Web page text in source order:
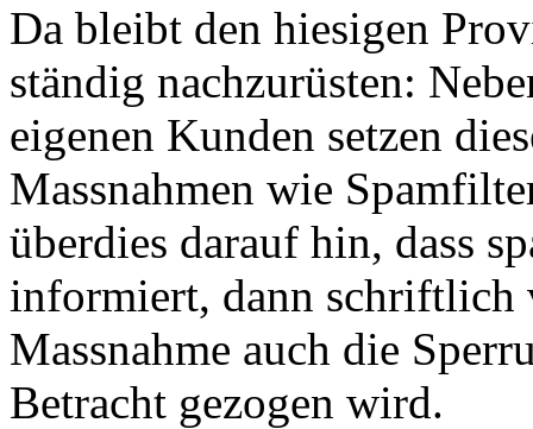
Da bleibt den hiesigen
ständig nachzurüsten:
eigenen Kunden setzen
Massnahmen wie
überdies darauf hin, dass
informiert, dann schriftlich
Massnahme auch die
Betracht gezogen wird.